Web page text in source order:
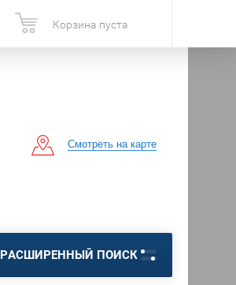
Корзина пуста
Смотреть на карте
РАСШИРЕННЫЙ ПОИСК